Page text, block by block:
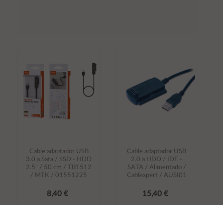
Cable adaptador USB
3.0 a Sata / SSD - HDD
2.5" / 50 cm / TB1512
/ MTK / 01551225
8,40 €
Cable adaptador USB
2.0 a HDD / IDE -
SATA / Alimentado /
Cablexpert / AUSI01
15,40 €